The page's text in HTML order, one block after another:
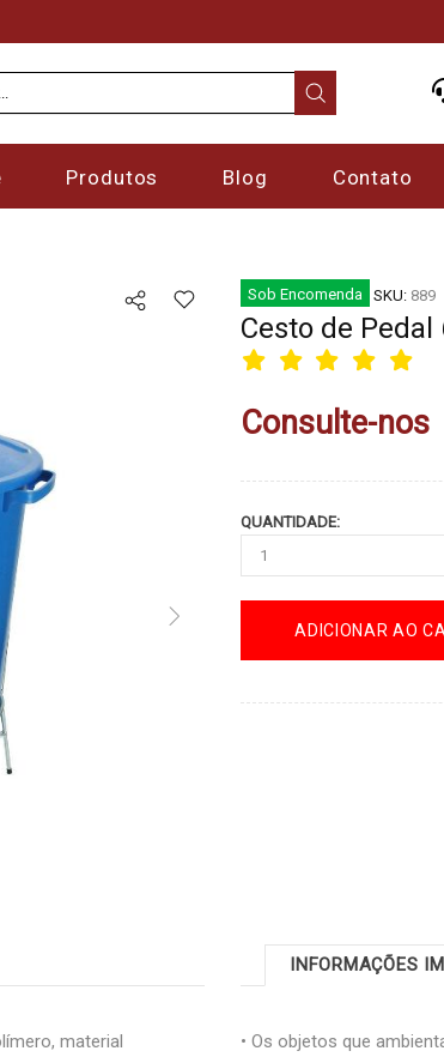
Produtos Blog Contato
Sob Encomenda SKU: 889
Cesto de Pedal
Consulte-nos
QUANTIDADE:
ADICIONAR AO
material
INFORMAÇÕES
• Os objetos que